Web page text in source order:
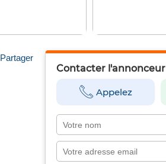
Partager
Contacter l'annonceur
Appelez